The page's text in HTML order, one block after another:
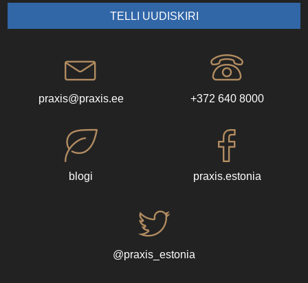
praxis@praxis.ee +372 640 8000
blogi praxis.estonia
@praxis_estonia